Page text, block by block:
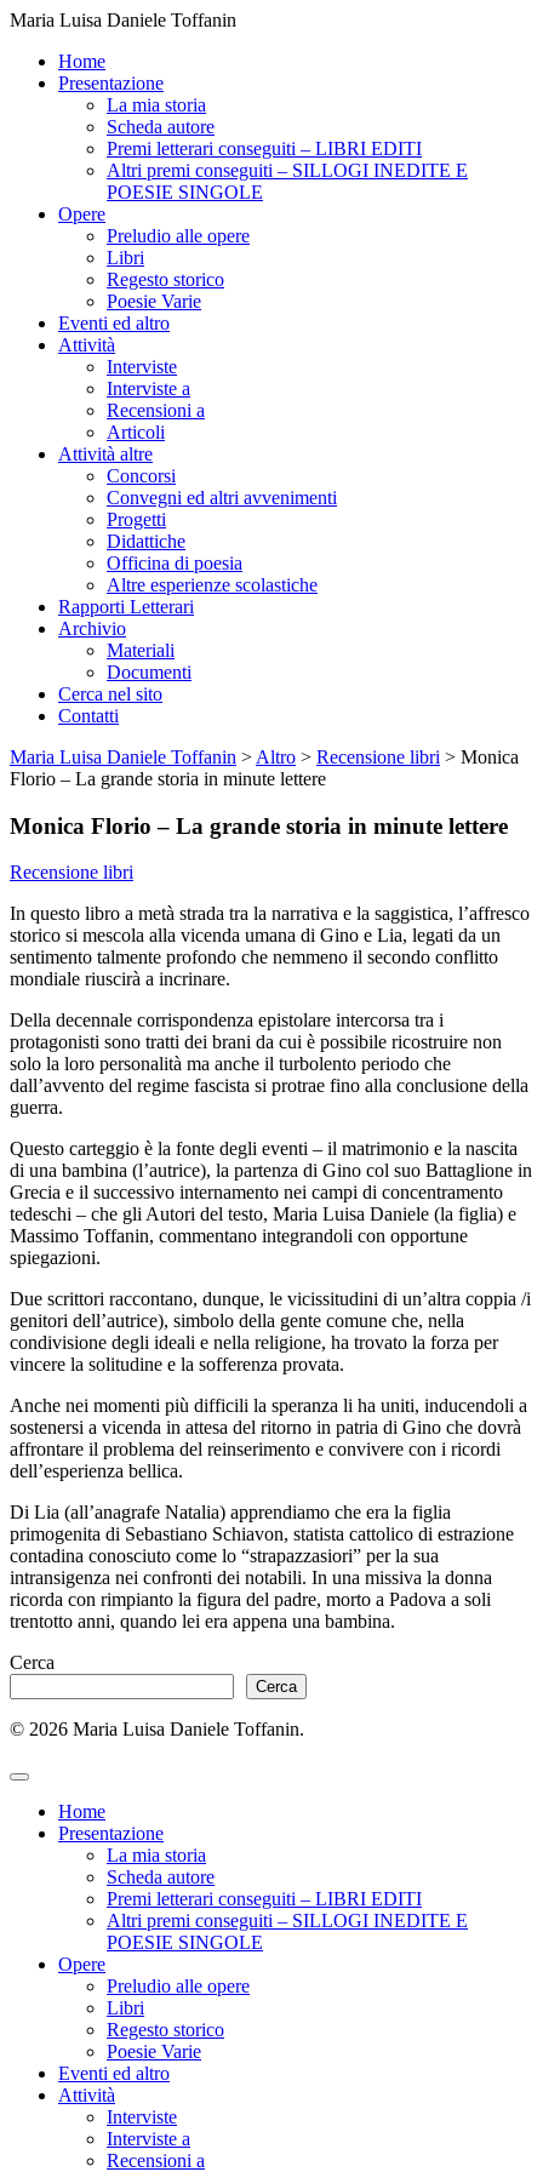
Maria Luisa Daniele Toffanin
Home
Presentazione
La mia storia
Scheda autore
Premi letterari conseguiti – LIBRI EDITI
Altri premi conseguiti – SILLOGI INEDITE E
POESIE SINGOLE
Opere
Preludio alle opere
Libri
Regesto storico
Poesie Varie
Eventi ed altro
Attività
Interviste
Interviste a
Recensioni a
Articoli
Attività altre
Concorsi
Convegni ed altri avvenimenti
Progetti
Didattiche
Officina di poesia
Altre esperienze scolastiche
Rapporti Letterari
Archivio
Materiali
Documenti
Cerca nel sito
Contatti
Maria Luisa Daniele Toffanin > Altro > Recensione libri > Monica
Florio – La grande storia in minute lettere
Monica Florio – La grande storia in minute lettere
Recensione libri
In questo libro a metà strada tra la narrativa e la saggistica, l’affresco
storico si mescola alla vicenda umana di Gino e Lia, legati da un
sentimento talmente profondo che nemmeno il secondo conflitto
mondiale riuscirà a incrinare.
Della decennale corrispondenza epistolare intercorsa tra i
protagonisti sono tratti dei brani da cui è possibile ricostruire non
solo la loro personalità ma anche il turbolento periodo che
dall’avvento del regime fascista si protrae fino alla conclusione della
guerra.
Questo carteggio è la fonte degli eventi – il matrimonio e la nascita
di una bambina (l’autrice), la partenza di Gino col suo Battaglione in
Grecia e il successivo internamento nei campi di concentramento
tedeschi – che gli Autori del testo, Maria Luisa Daniele (la figlia) e
Massimo Toffanin, commentano integrandoli con opportune
spiegazioni.
Due scrittori raccontano, dunque, le vicissitudini di un’altra coppia /i
genitori dell’autrice), simbolo della gente comune che, nella
condivisione degli ideali e nella religione, ha trovato la forza per
vincere la solitudine e la sofferenza provata.
Anche nei momenti più difficili la speranza li ha uniti, inducendoli a
sostenersi a vicenda in attesa del ritorno in patria di Gino che dovrà
affrontare il problema del reinserimento e convivere con i ricordi
dell’esperienza bellica.
Di Lia (all’anagrafe Natalia) apprendiamo che era la figlia
primogenita di Sebastiano Schiavon, statista cattolico di estrazione
contadina conosciuto come lo “strapazzasiori” per la sua
intransigenza nei confronti dei notabili. In una missiva la donna
ricorda con rimpianto la figura del padre, morto a Padova a soli
trentotto anni, quando lei era appena una bambina.
Cerca
Cerca
© 2026 Maria Luisa Daniele Toffanin.
Home
Presentazione
La mia storia
Scheda autore
Premi letterari conseguiti – LIBRI EDITI
Altri premi conseguiti – SILLOGI INEDITE E
POESIE SINGOLE
Opere
Preludio alle opere
Libri
Regesto storico
Poesie Varie
Eventi ed altro
Attività
Interviste
Interviste a
Recensioni a